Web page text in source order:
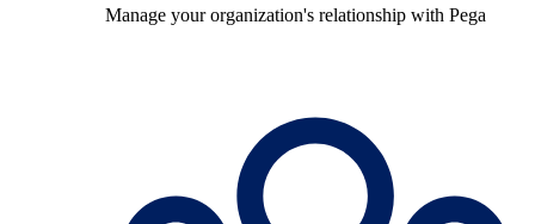
Manage your organization's relationship with Pega